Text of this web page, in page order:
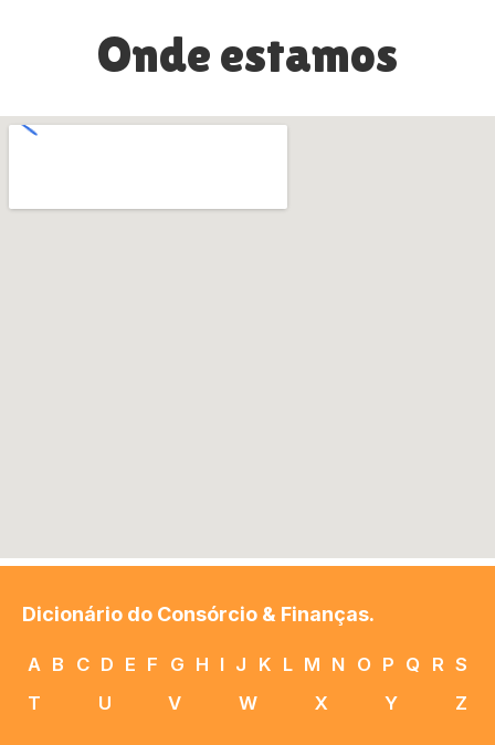
Onde estamos
Dicionário do Consórcio & Finanças.
A B C D E F G H I J K L M N O P Q R S
T
U V W X Y Z